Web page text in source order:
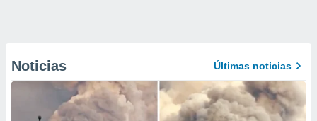
Noticias Últimas noticias